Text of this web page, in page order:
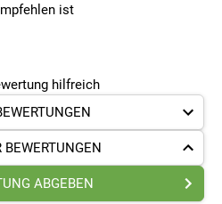
ist
hilfreich
BEWERTUNGEN
ABGEBEN